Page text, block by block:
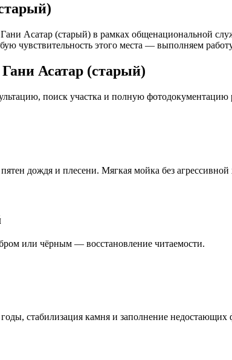
Асатар (старый) в рамках общенациональной
чувствительность этого места — выполняем
Асатар (старый)
поиск участка и полную фотодокументацию
дождя и плесени. Мягкая мойка без
или чёрным — восстановление читаемости.
стабилизация камня и заполнение недостающих